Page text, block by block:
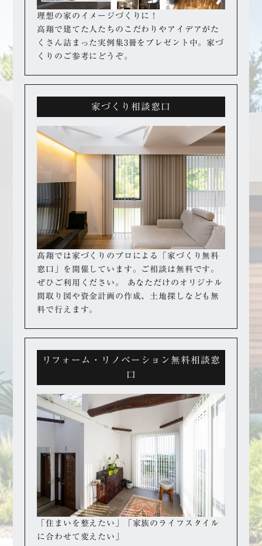
理想の家のイメージづくりに！
高翔で建てた人たちのこだわりやアイデアがた
くさん詰まった実例集3冊をプレゼント中。 家づ
くりのご参考にどうぞ。
家づくり相談窓口
髙翔では家づくりのプロによる「家づくり無料
窓口」を開催しています。
ご相談は無料です。
ぜひご利用ください。
あなただけのオリジナル
間取り図や資金計画の作成、 土地探しなども無
料で行えます。
リフォーム・リノベーション無料相談窓
口
「住まいを整えたい」「家族のライフスタイル
に合わせて変えたい」